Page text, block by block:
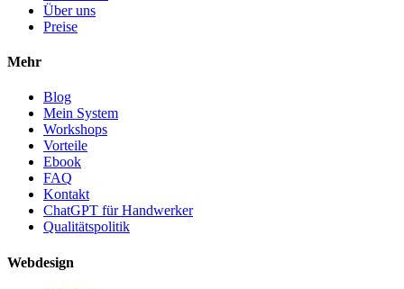
Über uns
Preise
Mehr
Blog
Mein System
Workshops
Vorteile
Ebook
FAQ
Kontakt
ChatGPT für Handwerker
Qualitätspolitik
Webdesign